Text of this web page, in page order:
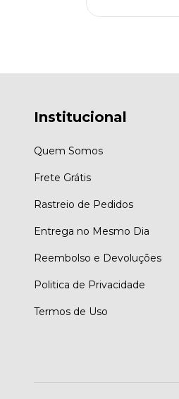
Institucional
Quem Somos
Frete Grátis
Rastreio de Pedidos
Entrega no Mesmo Dia
Reembolso e Devoluções
Politica de Privacidade
Termos de Uso